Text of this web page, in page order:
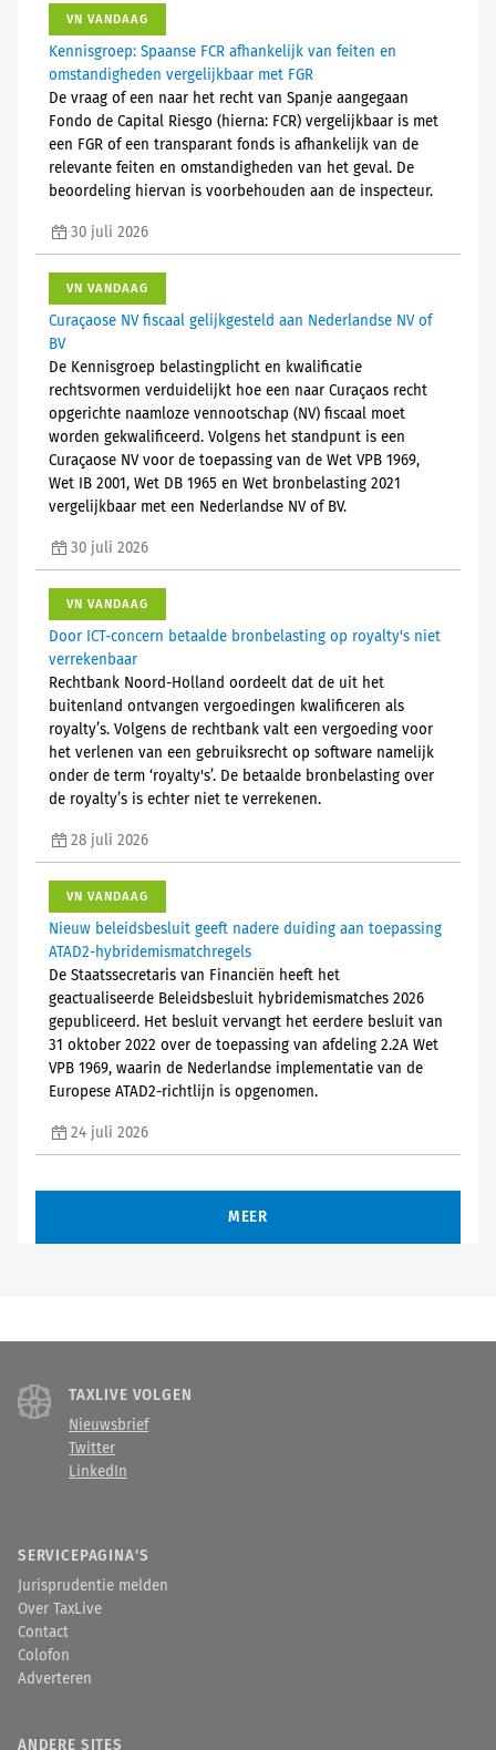
VN VANDAAG
Kennisgroep: Spaanse FCR afhankelijk van feiten en
omstandigheden vergelijkbaar met FGR
De vraag of een naar het recht van Spanje aangegaan
Fondo de Capital Riesgo (hierna: FCR) vergelijkbaar is met
een FGR of een transparant fonds is afhankelijk van de
relevante feiten en omstandigheden van het geval. De
beoordeling hiervan is voorbehouden aan de inspecteur.
30 juli 2026
VN VANDAAG
Curaçaose NV fiscaal gelijkgesteld aan Nederlandse NV of
BV
De Kennisgroep belastingplicht en kwalificatie
rechtsvormen verduidelijkt hoe een naar Curaçaos recht
opgerichte naamloze vennootschap (NV) fiscaal moet
worden gekwalificeerd. Volgens het standpunt is een
Curaçaose NV voor de toepassing van de Wet VPB 1969,
Wet IB 2001, Wet DB 1965 en Wet bronbelasting 2021
vergelijkbaar met een Nederlandse NV of BV.
30 juli 2026
VN VANDAAG
Door ICT-concern betaalde bronbelasting op royalty's niet
verrekenbaar
Rechtbank Noord-Holland oordeelt dat de uit het
buitenland ontvangen vergoedingen kwalificeren als
royalty’s. Volgens de rechtbank valt een vergoeding voor
het verlenen van een gebruiksrecht op software namelijk
onder de term ‘royalty's’. De betaalde bronbelasting over
de royalty’s is echter niet te verrekenen.
28 juli 2026
VN VANDAAG
Nieuw beleidsbesluit geeft nadere duiding aan toepassing
ATAD2-hybridemismatchregels
De Staatssecretaris van Financiën heeft het
geactualiseerde Beleidsbesluit hybridemismatches 2026
gepubliceerd. Het besluit vervangt het eerdere besluit van
31 oktober 2022 over de toepassing van afdeling 2.2A Wet
VPB 1969, waarin de Nederlandse implementatie van de
Europese ATAD2-richtlijn is opgenomen.
24 juli 2026
MEER
TAXLIVE VOLGEN
Nieuwsbrief
Twitter
LinkedIn
SERVICEPAGINA'S
Jurisprudentie melden
Over TaxLive
Contact
Colofon
Adverteren
ANDERE SITES